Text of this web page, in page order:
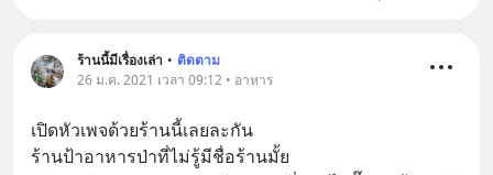
ร้านนี้มีเรื่องเล่า • ติดตาม
26 ม.ค. 2021 เวลา 09:12 • อาหาร
เปิดหัวเพจด้วยร้านนี้เลยละกัน
ร้านป้าอาหารป่าที่ไม่รู้มีชื่อร้านมั้ย